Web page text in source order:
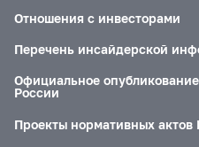
Отношения с инвесторами
Перечень инсайдерской
Официальное
России
Проекты нормативных актов